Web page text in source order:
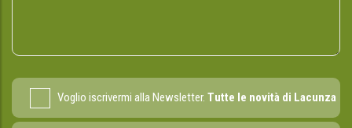
Voglio iscrivermi alla Newsletter. Tutte le novità di Lacunza